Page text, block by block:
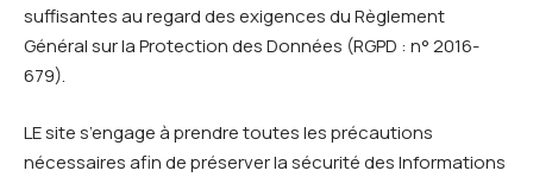
suffisantes au regard des exigences du Règlement
Général sur la Protection des Données (RGPD : n° 2016-
679).
LE site s’engage à prendre toutes les précautions
nécessaires afin de préserver la sécurité des Informations